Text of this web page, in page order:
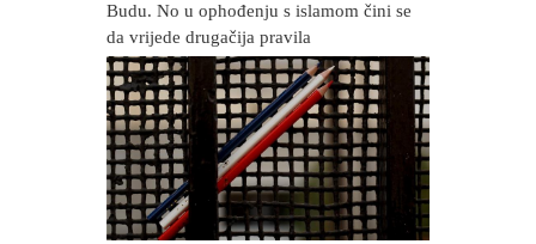
Budu. No u ophođenju s islamom čini se
da vrijede drugačija pravila